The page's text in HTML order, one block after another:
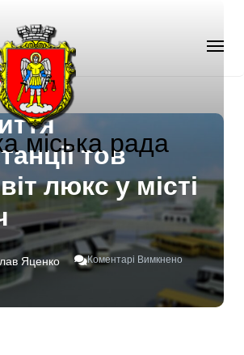
міська рада
НОВИНИ
тов
люкс у місті
Яценко Коментарі Вимкнено
До
Відкриття
Автостанції
Тов